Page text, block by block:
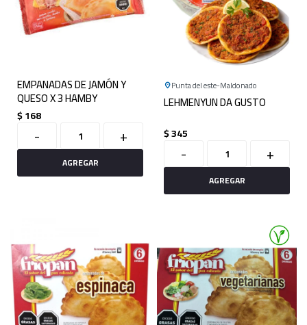
EMPANADAS DE JAMÓN Y
QUESO X 3 HAMBY
$168
- +
Punta del este Maldonado
LEHMENYUN DA GUSTO
$345
- +